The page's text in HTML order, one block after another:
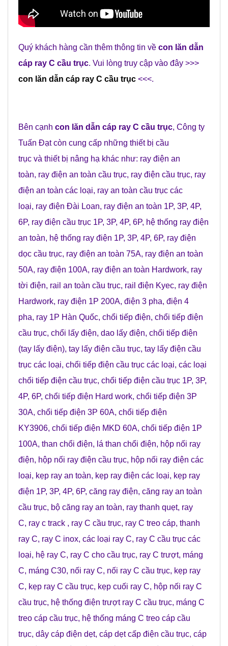
Quý khách hàng cần thêm thông tin về con lăn dẫn
cáp ray C cầu trục. Vui lòng truy cập vào đây >>>
con lăn dẫn cáp ray C cầu trục <<<.
Bên cạnh con lăn dẫn cáp ray C cầu trục, Công ty
Tuấn Đạtcòn cung cấp những thiết bị cầu
trục và thiết bị nâng hạ khác như: ray điện an
toàn, ray điện an toàn cầu trục, ray điện cầu trục, ray
điện an toàn các loại, ray an toàn cầu trục các
loại, ray điện Đài Loan, ray điện an toàn 1P, 3P, 4P,
6P, ray điện cầu trục 1P, 3P, 4P, 6P, hệ thống ray điện
an toàn, hệ thống ray điện 1P, 3P, 4P, 6P, ray điện
dọc cầu trục, ray điện an toàn 75A, ray điện an toàn
50A, ray điện 100A, ray điện an toàn Hardwork, ray
tời điện, rail an toàn cầu trục, rail điện Kyec, ray điện
Hardwork, ray điện 1P 200A, điện 3 pha, điện 4
pha, ray 1P Hàn Quốc, chổi tiếp điện, chổi tiếp điện
cầu trục, chổi lấy điện, dao lấy điện, chổi tiếp điện
(tay lấy điện), tay lấy điện cầu trục, tay lấy điện cầu
trục các loại, chổi tiếp điện cầu trục các loại, các loại
chổi tiếp điện cầu trục, chổi tiếp điện cầu trục 1P, 3P,
4P, 6P, chổi tiếp điện Hard work, chổi tiếp điện 3P
30A, chổi tiếp điện 3P 60A, chổi tiếp điện
KY3906, chổi tiếp điện MKD 60A, chổi tiếp điện 1P
100A, than chổi điện, lá than chổi điện, hộp nối ray
điện, hộp nối ray điện cầu trục, hộp nối ray điện các
loại, kẹp ray an toàn, kẹp ray điện các loại, kẹp ray
điện 1P, 3P, 4P, 6P, căng ray điện, căng ray an toàn
cầu trục, bộ căng ray an toàn, ray thanh quẹt, ray
C, ray c track , ray C cầu trục, ray C treo cáp, thanh
ray C, ray C inox, các loại ray C, ray C cầu trục các
loại, hệ ray C, ray C cho cầu trục, ray C trượt, máng
C, máng C30, nối ray C, nối ray C cầu trục, kẹp ray
C, kẹp ray C cầu trục, kẹp cuối ray C, hộp nối ray C
cầu trục, hệ thống điện trượt ray C cầu trục, máng C
treo cáp cầu trục, hệ thống máng C treo cáp cầu
trục, dây cáp điện dẹt, cáp dẹt cấp điện cầu trục, cáp